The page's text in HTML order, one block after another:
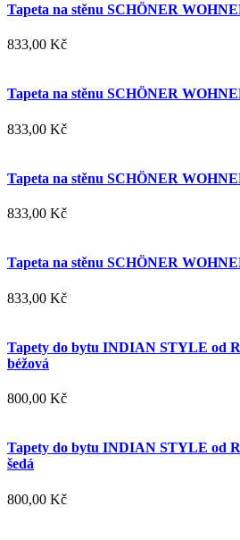
Tapeta na stěnu SCHÖNER
833,00 Kč
Tapeta na stěnu SCHÖNER
833,00 Kč
Tapeta na stěnu SCHÖNER
833,00 Kč
Tapeta na stěnu SCHÖNER
833,00 Kč
Tapety do bytu INDIAN STYLE od
béžová
800,00 Kč
Tapety do bytu INDIAN STYLE od
šedá
800,00 Kč